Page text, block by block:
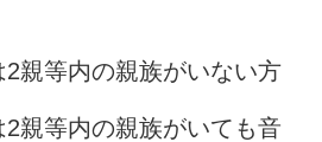
親等内の親族がいない方
親等内の親族がいても音